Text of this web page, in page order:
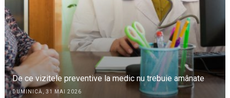
De ce vizitele preventive la medic nu trebuie amânate
DUMINICĂ, 31 MAI 2026